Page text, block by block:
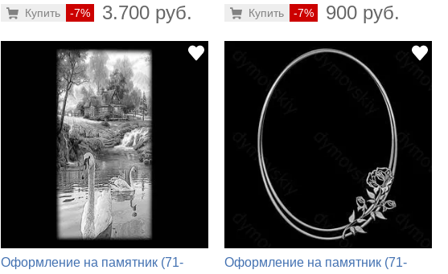
-7% 3.700 руб.
Купить -7% 900 руб.
Купить
Оформление на памятник (71-
Оформление на памятник (71-